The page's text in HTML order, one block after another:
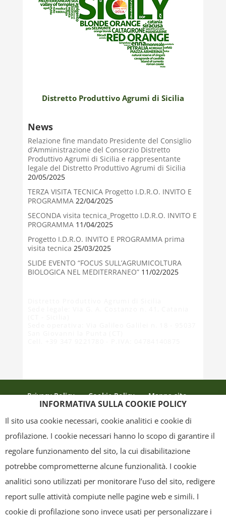
Distretto Produttivo Agrumi di Sicilia
News
Relazione fine mandato Presidente del Consiglio
d’Amministrazione del Consorzio Distretto
Produttivo Agrumi di Sicilia e rappresentante
legale del Distretto Produttivo Agrumi di Sicilia
20/05/2025
TERZA VISITA TECNICA Progetto I.D.R.O. INVITO E
PROGRAMMA22/04/2025
SECONDA visita tecnica_Progetto I.D.R.O. INVITO E
PROGRAMMA11/04/2025
Progetto I.D.R.O. INVITO E PROGRAMMA prima
visita tecnica 25/03/2025
SLIDE EVENTO “FOCUS SULL’AGRUMICOLTURA
BIOLOGICA NEL MEDITERRANEO”11/02/2025
Privacy Policy Cookie Policy
Mappa sito
grafica ed il layout) sono di proprietà del "Distretto Produttivo Agrumi di
Sicilia" e tutelati dal diritto d’autore. È pertanto vietato copiarli,
pubblicarli, riscriverli, commercializzarli, distribuirli, anche soltanto in
INFORMATIVA SULLA COOKIE POLICY
Il sito usa cookie necessari, cookie analitici e cookie di
profilazione. I cookie necessari hanno lo scopo di garantire il
regolare funzionamento del sito, la cui disabilitazione
potrebbe comprometterne alcune funzionalità. I cookie
analitici sono utilizzati per monitorare l’uso del sito, redigere
report sulle attività compiute nelle pagine web e simili. I
cookie di profilazione sono invece usati per personalizzare i